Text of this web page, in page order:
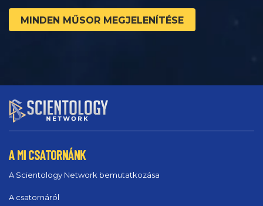
MINDEN MŰSOR MEGJELENÍTÉSE
A MI CSATORNÁNK
A Scientology Network bemutatkozása
A csatornáról